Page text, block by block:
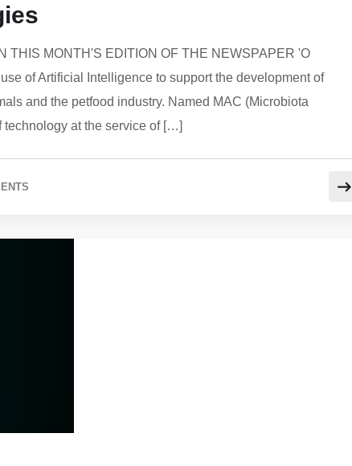
THIS MONTH'S EDITION OF THE NEWSPAPER 'O
of Artificial Intelligence to support the development of
and the petfood industry. Named MAC (Microbiota
technology at the service of […]